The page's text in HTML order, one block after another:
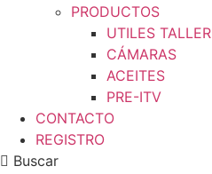
PRODUCTOS
UTILES TALLER
CÁMARAS
ACEITES
PRE-ITV
CONTACTO
REGISTRO
Buscar